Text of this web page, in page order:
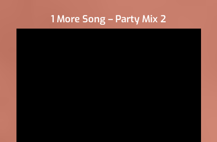
1 More Song – Party Mix 2